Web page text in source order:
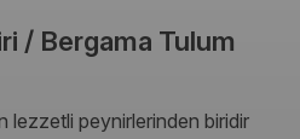
/ Bergama Tulum
lezzetli peynirlerinden biridir